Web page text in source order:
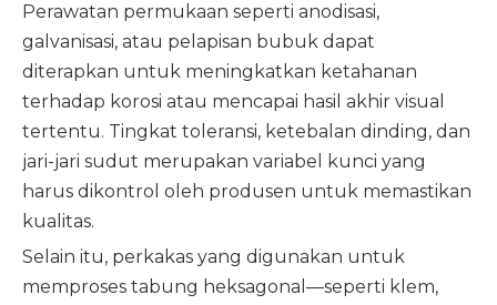
Perawatan permukaan seperti anodisasi,
galvanisasi, atau pelapisan bubuk dapat
diterapkan untuk meningkatkan ketahanan
terhadap korosi atau mencapai hasil akhir visual
tertentu. Tingkat toleransi, ketebalan dinding, dan
jari-jari sudut merupakan variabel kunci yang
harus dikontrol oleh produsen untuk memastikan
kualitas.
Selain itu, perkakas yang digunakan untuk
memproses tabung heksagonal—seperti klem,